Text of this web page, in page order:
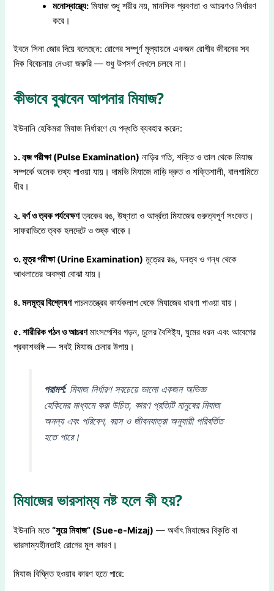
মনোস্বাস্থ্যে: মিযাজ শুধু শরীর নয়, মানসিক প্রবণতা ও আচরণও নির্ধারণ
করে।
ইবনে সিনা জোর দিয়ে বলেছেন: রোগের সম্পূর্ণ মূল্যায়নে একজন রোগীর জীবনের সব
দিক বিবেচনায় নেওয়া জরুরি — শুধু উপসর্গ দেখলে চলবে না।
কীভাবে বুঝবেন আপনার মিযাজ?
ইউনানি হেকিমরা মিযাজ নির্ধারণে যে পদ্ধতি ব্যবহার করেন:
১. নব্জ পরীক্ষা (Pulse Examination) নাড়ির গতি, শক্তি ও তাল থেকে মিযাজ
সম্পর্কে অনেক তথ্য পাওয়া যায়। দামভি মিযাজে নাড়ি দ্রুত ও শক্তিশালী, বালগামিতে
ধীর।
২. বর্ণ ও ত্বক পর্যবেক্ষণত্বকের রঙ, উষ্ণতা ও আর্দ্রতা মিযাজের গুরুত্বপূর্ণ সংকেত।
সাফরাভিতে ত্বক হলদেটে ও শুষ্ক থাকে।
৩. মূত্র পরীক্ষা (Urine Examination) মূত্রের রঙ, ঘনত্ব ও গন্ধ থেকে
আখলাতের অবস্থা বোঝা যায়।
৪. মলমূত্র বিশ্লেষণপাচনতন্ত্রের কার্যকলাপ থেকে মিযাজের ধারণা পাওয়া যায়।
৫. শারীরিক গঠন ও আচরণমাংসপেশির গড়ন, চুলের বৈশিষ্ট্য, ঘুমের ধরন এবং আবেগের
প্রকাশভঙ্গি — সবই মিযাজ চেনার উপায়।
পরামর্শ:মিযাজ নির্ধারণ সবচেয়ে ভালো একজন অভিজ্ঞ
হেকিমের মাধ্যমে করা উচিত, কারণ প্রতিটি মানুষের মিযাজ
অনন্য এবং পরিবেশ, বয়স ও জীবনযাত্রা অনুযায়ী পরিবর্তিত
হতে পারে।
মিযাজের ভারসাম্য নষ্ট হলে কী হয়?
ইউনানি মতে“সুয়ে মিযাজ” (Sue-e-Mizaj) — অর্থাৎ মিযাজের বিকৃতি বা
ভারসাম্যহীনতাই রোগের মূল কারণ।
মিযাজ বিঘ্নিত হওয়ার কারণ হতে পারে: